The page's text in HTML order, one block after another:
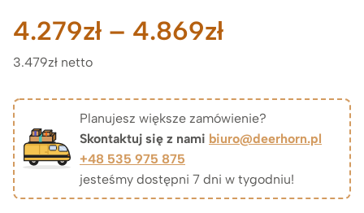
4.279zł – 4.869złZakres
od
4.279zł
do
3.479zł netto
Planujesz większe zamówienie?
Skontaktuj się z nami biuro@deerhorn.pl
+48 535 975 875
jesteśmy dostępni 7 dni w tygodniu!